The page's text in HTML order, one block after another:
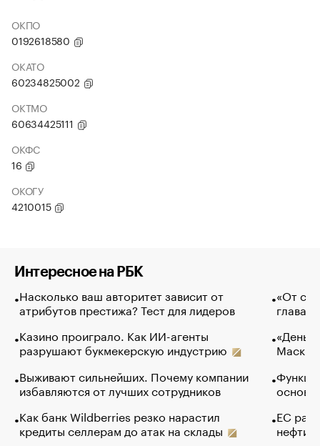
ОКПО
0192618580
ОКАТО
60234825002
ОКТМО
60634425111
ОКФС
16
ОКОГУ
4210015
Интересное на РБК
Насколько ваш авторитет зависит от
атрибутов престижа? Тест для лидеров
Казино проиграло. Как ИИ-агенты
разрушают букмекерскую индустрию
Выживают сильнейших. Почему компании
избавляются от лучших сотрудников
Как банк Wildberries резко нарастил
кредиты селлерам до атак на склады
«От
глава
Маск в
основ
ЕС
нефти